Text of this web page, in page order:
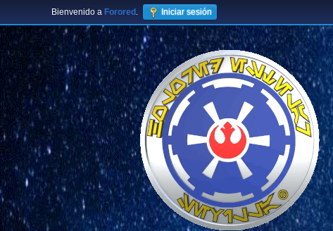
Bienvenido a Forored . Iniciar sesión